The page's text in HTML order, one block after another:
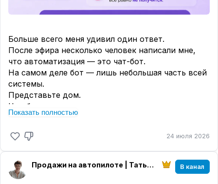
Больше всего меня удивил один ответ.
После эфира несколько человек написали мне,
что автоматизация — это чат-бот.
На самом деле бот — лишь небольшая часть всей
системы.
Представьте дом.
Чат-бот — это дверь.
Но есть ещё фундамент.
Водопровод.
Окна.
Крыша.
Если поставить красивую дверь в
Показать полностью
24 июля 2026
Продажи на автопилоте | Татьяна Астафьева В канал